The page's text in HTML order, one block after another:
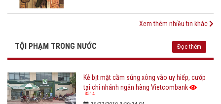
Xem thêm nhiều tin khác
TỘI PHẠM TRONG NƯỚC Đọc thêm
Kẻ bịt mặt cầm súng xông vào uy hiếp, cướp
tại chi nhánh ngân hàng Vietcombank
3514